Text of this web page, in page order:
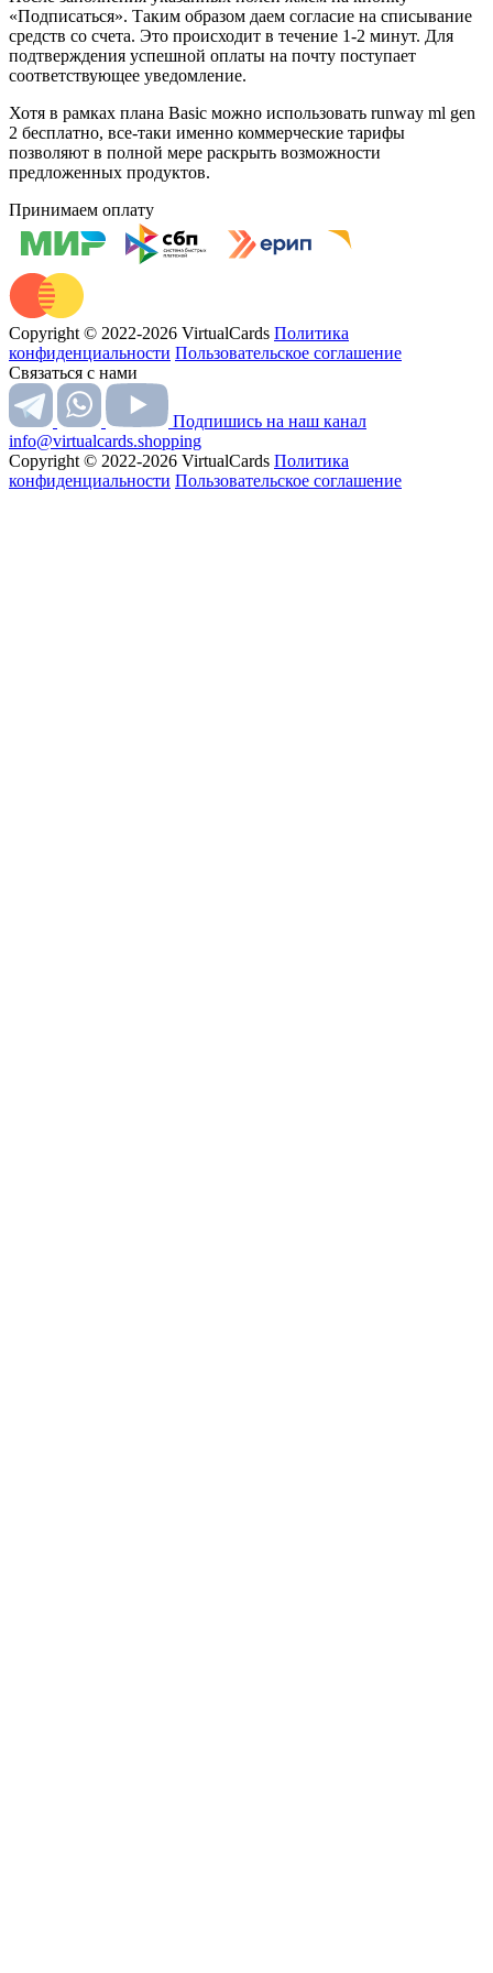
«Подписаться». Таким образом даем согласие на списывание
средств со счета. Это происходит в течение 1-2 минут. Для
подтверждения успешной оплаты на почту поступает
соответствующее уведомление.
Хотя в рамках плана Basic можно использовать runway ml gen
2 бесплатно, все-таки именно коммерческие тарифы
позволяют в полной мере раскрыть возможности
предложенных продуктов.
Принимаем оплату
Copyright © 2022-2026 VirtualCards Политика
конфиденциальности Пользовательское соглашение
Связаться с нами
Подпишись на наш канал
info@virtualcards.shopping
Copyright © 2022-2026 VirtualCards Политика
конфиденциальности Пользовательское соглашение